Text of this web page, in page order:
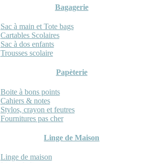
Bagagerie
Sac à main et Tote bags
Cartables Scolaires
Sac à dos enfants
Trousses scolaire
Papèterie
Boite à bons points
Cahiers & notes
Stylos, crayon et feutres
Fournitures pas cher
Linge de Maison
Linge de maison